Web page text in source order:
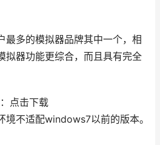
最多的模拟器品牌其中一个，相
拟器功能更综合，而且具有完全
点击下载
境不适配windows7以前的版本。